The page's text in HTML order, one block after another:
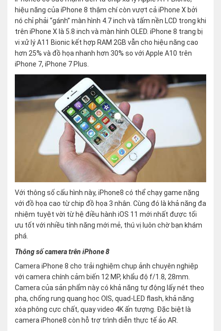
hiệu năng của iPhone 8 thậm chí còn vượt cả iPhone X bởi
nó chỉ phải “gánh” màn hình 4.7 inch và tấm nền LCD trong khi
trên iPhone X là 5.8 inch và màn hình OLED. iPhone 8 trang bị
vi xử lý A11 Bionic kết hợp RAM 2GB vẫn cho hiệu năng cao
hơn 25% và đồ họa nhanh hơn 30% so với Apple A10 trên
iPhone 7, iPhone 7 Plus.
Với thông số cấu hình này, iPhone8 có thể chạy game nặng
với đồ họa cao từ chip đồ họa 3 nhân. Cùng đó là khả năng đa
nhiệm tuyệt vời từ hệ điều hành iOS 11 mới nhất được tối
ưu tốt với nhiều tính năng mới mẻ, thú vị luôn chờ bạn khám
phá.
Thông số camera trên iPhone 8
Camera iPhone 8 cho trải nghiệm chụp ảnh chuyên nghiệp
với camera chính cảm biến 12 MP, khẩu độ f/1.8, 28mm.
Camera của sản phẩm này có khả năng tự động lấy nét theo
pha, chống rung quang học OIS, quad-LED flash, khả năng
xóa phông cực chất, quay video 4K ấn tượng. Đặc biệt là
camera iPhone8 còn hỗ trợ trình diễn thực tế ảo AR.